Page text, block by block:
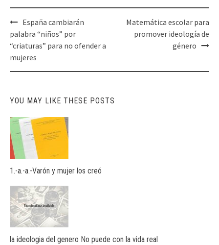
Post
navigation
España cambiarán
palabra “niños” por
“criaturas” para no ofender a
mujeres
Matemática escolar para
promover ideología de
género
YOU MAY LIKE THESE POSTS
1.-a.-a.-Varón y mujer los creó
la ideologia del genero No puede con la vida real